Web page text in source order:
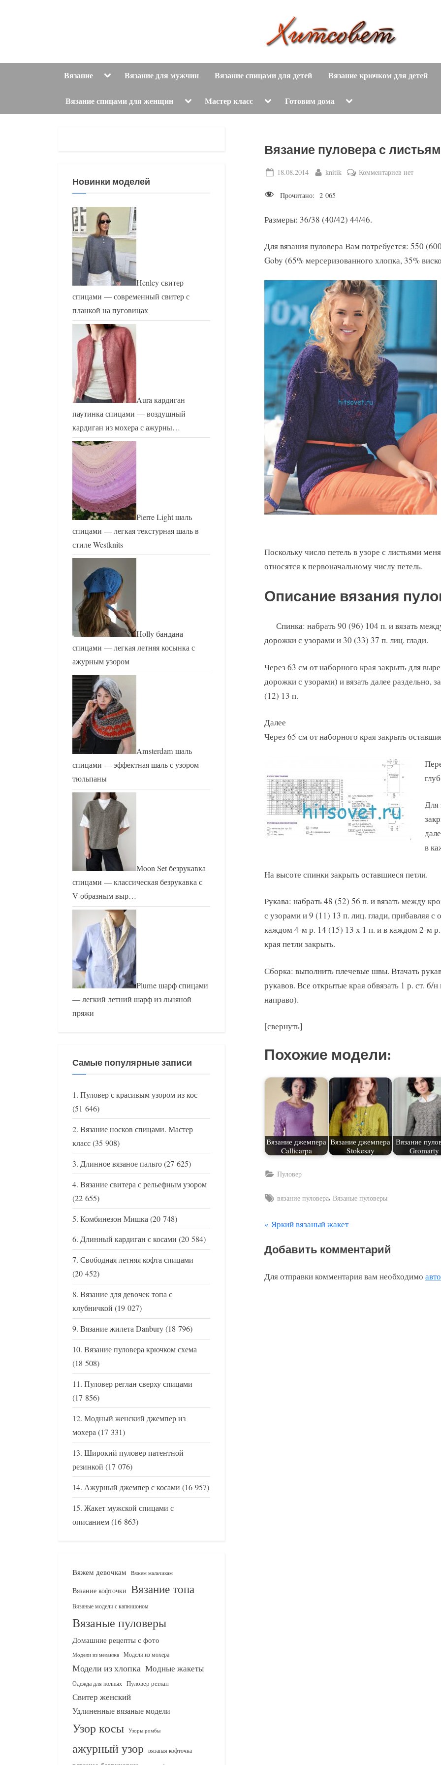
и
т
о
в
е
т
вязание
с
описанием
и
Вязание ToggleВязание для мужчин Вязание спицами для детей Вязание крючком для детей
Вязание спицами для женщин Toggle
menu
Мастер класс Toggle
menu
Готовим дома Toggle
menu
Вязание пуловера с
Posted
18.08.2014 By
knitik Комментариев кнет
Прочитано: 2 065
Размеры: 36/38 (40/42) 44/46.
Для вязания пуловера Вам потребуется: 550
Goby (65% мерсеризованного хлопка, 35%
Поскольку число петель в узоре с листьями
относятся к первоначальному числу петель.
Описание вязания
Спинка: набрать 90 (96) 104 п. и вязать
дорожки с узорами и 30 (33) 37 п. лиц. глади.
Через 63 см от наборного края закрыть для
дорожки с узорами) и вязать далее раздельно,
(12) 13 п.
Далее
Через 65 см от наборного края закрыть
Для
в
На высоте спинки закрыть оставшиеся петли.
Рукава: набрать 48 (52) 56 п. и вязать между
с узорами и 9 (11) 13 п. лиц. глади, прибавляя
каждом 4-м р. 14 (15) 13 х 1 п. и в каждом 2-м
края петли закрыть.
Сборка: выполнить плечевые швы. Втачать
рукавов. Все открытые края обвязать 1 р. ст. б/
направо).
[свернуть]
Похожие модели:
Вязание джемпера
Callicarpa
Вязание джемпера
Stokesay
Вязание
Gromarty
Пуловер
Tags:
вязание пуловера, Вязаные пуловеры
Навигация
по
записям
П
е
ы
Яркий вязаный жакет
Добавить комментарий
Для отправки комментария вам необходимо
Новинки моделей
Henley свитер
спицами — современный свитер с
планкой на пуговицах
Aura кардиган
паутинка спицами — воздушный
кардиган из мохера с ажурны…
Pierre Light шаль
спицами — легкая текстурная шаль в
стиле Westknits
Holly бандана
спицами — легкая летняя косынка с
ажурным узором
Amsterdam шаль
спицами — эффектная шаль с узором
тюльпаны
Moon Set безрукавка
спицами — классическая безрукавка с
V-образным выр…
Plume шарф спицами
— легкий летний шарф из льняной
пряжи
Самые популярные записи
Пуловер с красивым узором из кос
(51 646)
Вязание носков спицами. Мастер
класс(35 908)
Длинное вязаное пальто(27 625)
Вязание свитера с рельефным узором
(22 655)
Комбинезон Мишка(20 748)
Длинный кардиган с косами (20 584)
Свободная летняя кофта спицами
(20 452)
Вязание для девочек топа с
клубничкой (19 027)
Вязание жилета Danbury(18 796)
Вязание пуловера крючком схема
(18 508)
Пуловер реглан сверху спицами
(17 856)
Модный женский джемпер из
мохера(17 331)
Широкий пуловер патентной
резинкой (17 076)
Ажурный джемпер с косами (16 957)
Жакет мужской спицами с
описанием(16 863)
Вяжем девочкам Вяжем мальчикам
Вязание кофточки Вязание топа
Вязаные модели с капюшоном
Вязаные пуловеры
Домашние рецепты с фото
Модели из меланжа Модели из мохера
Модели из хлопка Модные жакеты
Одежда для полных Пуловер реглан
Свитер женский
Удлиненные вязаные модели
Узор косы Узоры ромбы
ажурный узор вязаная кофточка